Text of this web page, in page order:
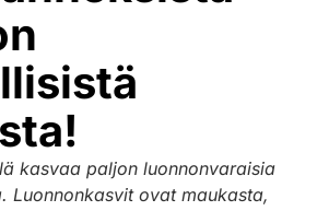
kasvaa paljon luonnonvaraisia
Luonnonkasvit ovat maukasta,